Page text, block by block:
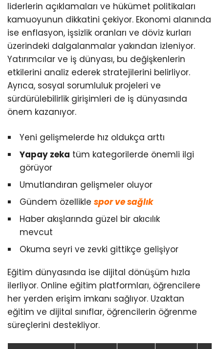
liderlerin açıklamaları ve hükümet politikaları
kamuoyunun dikkatini çekiyor. Ekonomi alanında
ise enflasyon, işsizlik oranları ve döviz kurları
üzerindeki dalgalanmalar yakından izleniyor.
Yatırımcılar ve iş dünyası, bu değişkenlerin
etkilerini analiz ederek stratejilerini belirliyor.
Ayrıca, sosyal sorumluluk projeleri ve
sürdürülebilirlik girişimleri de iş dünyasında
önem kazanıyor.
Yeni gelişmelerde hız oldukça arttı
Yapay zeka tüm kategorilerde önemli ilgi
görüyor
Umutlandıran gelişmeler oluyor
Gündem özellikle spor ve sağlık
Haber akışlarında güzel bir akıcılık
mevcut
Okuma seyri ve zevki gittikçe gelişiyor
Eğitim dünyasında ise dijital dönüşüm hızla
ilerliyor. Online eğitim platformları, öğrencilere
her yerden erişim imkanı sağlıyor. Uzaktan
eğitim ve dijital sınıflar, öğrencilerin öğrenme
süreçlerini destekliyor.